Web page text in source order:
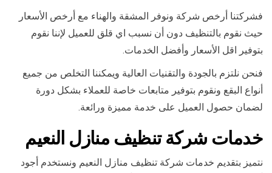
فشركتنا أرخص شركة ونوفر المشقة والهناء مع أرخص الأسعار
حيث نقوم بالتنظيف دون أن نسبب اي قلق للعميل لإننا نقوم
بتوفير اقل الأسعار وأفضل الخدمات.
فنحن نلتزم بالجودة والتقنيات العالية ويمكننا التخلص من جميع
أنواع البقع ونقوم بتوفير متابعات خاصة للعملاء بشكل دورة
لضمان حصول العميل على خدمة مميزة ورائعة.
خدمات شركة تنظيف منازل النعيم
نتميز بتقديم خدمات شركة تنظيف منازل النعيم ونستخدم أجود